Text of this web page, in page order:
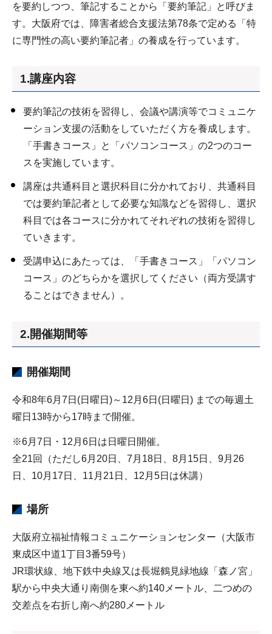
を要約しつつ、筆記することから「要約筆記」と呼びま
す。大阪府では、障害者総合支援法第78条で定める「特
に専門性の高い要約筆記者」の養成を行っています。
1.講座内容
要約筆記の技術を習得し、会議や講演等でコミュニケ
ーション支援の活動をしていただく方を養成します。
「手書きコース」と「パソコンコース」の2つのコー
スを実施しています。
講座は共通科目と選択科目に分かれており、共通科目
では要約筆記者として必要な知識などを習得し、選択
科目では各コースに分かれてそれぞれの技術を習得し
ていきます。
受講申込にあたっては、「手書きコース」「パソコン
コース」のどちらかを選択してください（両方受講す
ることはできません）。
2.開催期間等
開催期間
令和8年6月7日(日曜日)～12月6日(日曜日) までの毎週土
曜日13時から17時まで開催。
※6月7日・12月6日は日曜日開催。
全21回（ただし6月20日、7月18日、8月15日、9月26
日、10月17日、11月21日、12月5日は休講）
場所
大阪府立福祉情報コミュニケーションセンター（大阪市
東成区中道1丁目3番59号）
JR環状線、地下鉄中央線又は長堀鶴見緑地線「森ノ宮」
駅から中央大通り南側を東へ約140メートル、二つめの
交差点を右折し南へ約280メートル